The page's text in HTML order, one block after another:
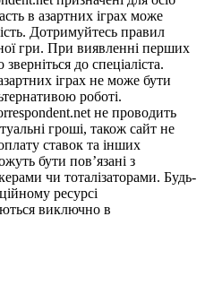
в азартних іграх може
Дотримуйтесь правил
гри. При виявленні перших
до спеціаліста.
іграх не може бути
роботі.
не проводить
гроші, також сайт не
ставок та інших
бути пов’язані з
чи тоталізаторами. Будь-
ресурсі
виключно в